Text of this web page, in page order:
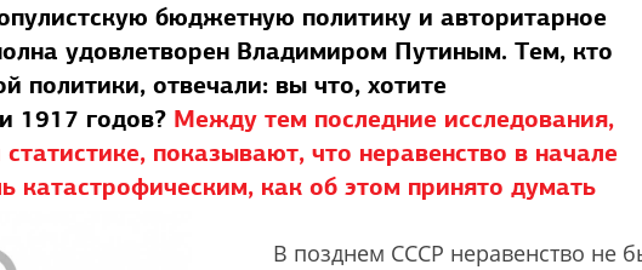
бюджетную политику и авторитарное
удовлетворен Владимиром Путиным. Тем, кто
политики, отвечали: вы что, хотите
1917 годов? Между тем последние исследования,
показывают, что неравенство в начале
катастрофическим, как об этом принято думать
В позднем СССР неравенство не